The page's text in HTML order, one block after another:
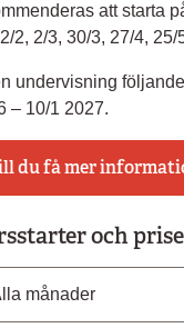
att starta
2, 2/3, 30/3, 27/4,
undervisning
– 10/1 2027.
du få mer
och